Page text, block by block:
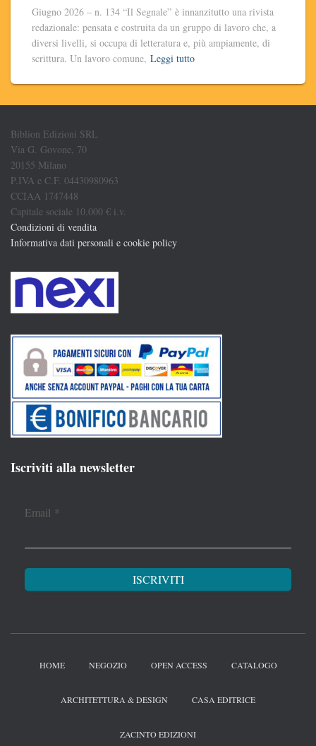
Giugno 2026 – n. 134 “Il Segnale” è innanzitutto una rivista
redazionale: pensata e costruita da un gruppo di lavoro che, a
diversi livelli, si occupa di letteratura e, più ampiamente, di
scrittura. Un lavoro comune, Leggi tutto
Biblion Edizioni SRL
Via G. Govone, 70
20155 Milano
P.IVA e C.F. 04430980963
CCIAA 1747448
Capitale sociale 10.000 € i.v.
Condizioni di vendita
Informativa dati personali e cookie policy
Iscriviti alla newsletter
Email *
HOME NEGOZIO OPEN ACCESS CATALOGO
ARCHITETTURA & DESIGN CASA EDITRICE
ZACINTO EDIZIONI